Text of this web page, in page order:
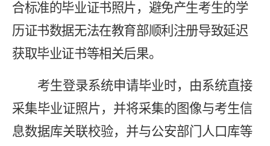
合标准的毕业证书照片，避免产生考生的学
历证书数据无法在教育部顺利注册导致延迟
获取毕业证书等相关后果。
考生登录系统申请毕业时，由系统直接
采集毕业证照片，并将采集的图像与考生信
息数据库关联校验，并与公安部门人口库等